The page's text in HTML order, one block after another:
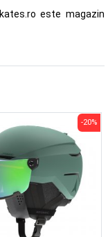
este magazin
-20%